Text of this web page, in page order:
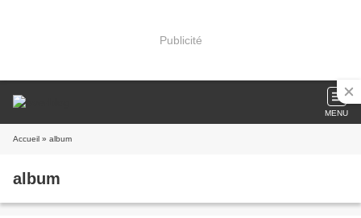
Publicité
MENU
Accueil » album
album